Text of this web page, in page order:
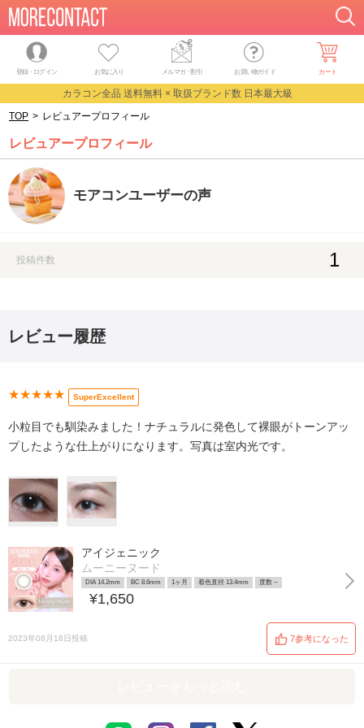
登録・ログイン お気に入り メルマガ・割引 お買い物ガイド カート
カラコン全品 送料無料 × 取扱ブランド数 日本最大級
TOP > レビュアープロフィール
レビュアープロフィール
モアコンユーザーの声
投稿件数 1
レビュー履歴
★★★★★ SuperExcellent
小粒目でも馴染みました！ナチュラルに発色して裸眼がトーンアッ
プしたような仕上がりになります。写真は室内光です。
アイジェニック
ムーニーヌード
DIA 14.2mm BC 8.6mm 1ヶ月 着色直径 13.4mm 度数 ~
¥1,650
2023年08月18日投稿 7参考になった